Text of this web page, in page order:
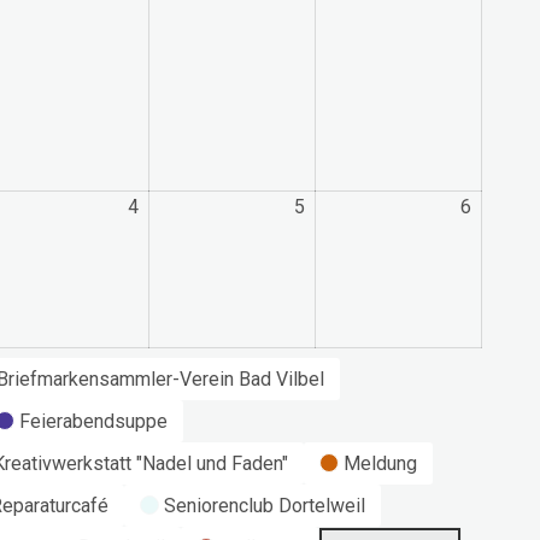
4 5 6
Verein Bad Vilbel
Feierabendsuppe
"Nadel und Faden"
Meldung
Seniorenclub Dortelweil